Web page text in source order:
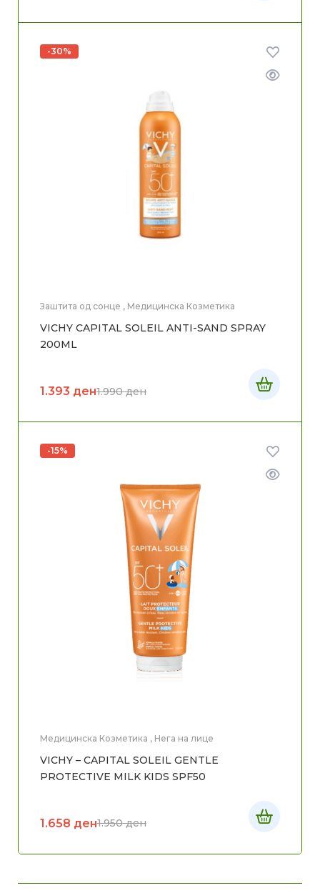
-30%
Заштита од сонце , Медицинска Козметика
VICHY CAPITAL SOLEIL ANTI-SAND SPRAY
200ML
1.990ден
1.393 ден
-15%
Медицинска Козметика , Нега на лице
VICHY – CAPITAL SOLEIL GENTLE
PROTECTIVE MILK KIDS SPF50
1.950ден
1.658 ден